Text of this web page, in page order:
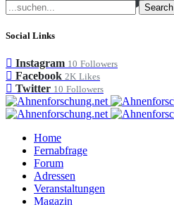
Search
Social Links
Instagram 10 Followers
Facebook 2K Likes
Twitter 10 Followers
Home
Fernabfrage
Forum
Adressen
Veranstaltungen
Magazin